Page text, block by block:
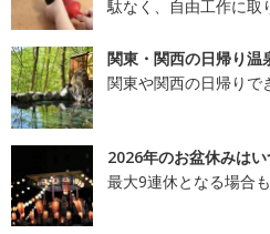
駄なく、自由工作に取
関東・関西の日帰り温
関東や関西の日帰りで
2026年のお盆休みは
最大9連休となる場合